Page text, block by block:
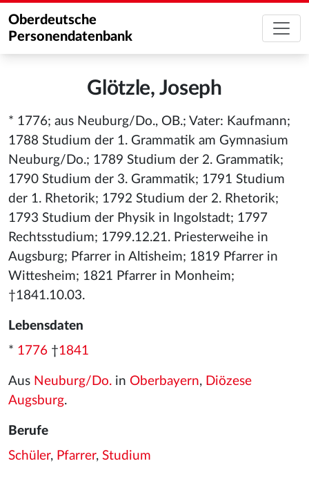
Oberdeutsche
Personendatenbank
Glötzle, Joseph
* 1776; aus Neuburg/Do., OB.; Vater: Kaufmann;
1788 Studium der 1. Grammatik am Gymnasium
Neuburg/Do.; 1789 Studium der 2. Grammatik;
1790 Studium der 3. Grammatik; 1791 Studium
der 1. Rhetorik; 1792 Studium der 2. Rhetorik;
1793 Studium der Physik in Ingolstadt; 1797
Rechtsstudium; 1799.12.21. Priesterweihe in
Augsburg; Pfarrer in Altisheim; 1819 Pfarrer in
Wittesheim; 1821 Pfarrer in Monheim;
†1841.10.03.
Lebensdaten
* 1776 †1841
Aus Neuburg/Do. in Oberbayern, Diözese
Augsburg.
Berufe
Schüler, Pfarrer, Studium